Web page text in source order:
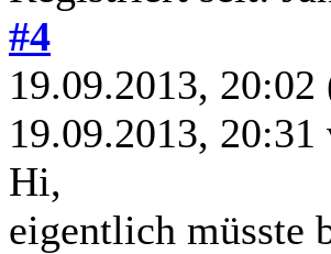
#4
19.09.2013, 20:02
19.09.2013, 20:31
Hi,
eigentlich müsste